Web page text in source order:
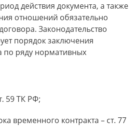
действия документа, а также
отношений обязательно
Законодательство
порядок заключения
по ряду нормативных
59 ТК РФ;
временного контракта – ст. 77